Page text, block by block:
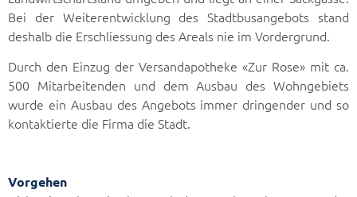
Bei der Weiterentwicklung des Stadtbusangebots stand
deshalb die Erschliessung des Areals nie im Vordergrund.
Durch den Einzug der Versandapotheke «Zur Rose» mit ca.
500 Mitarbeitenden und dem Ausbau des Wohngebiets
wurde ein Ausbau des Angebots immer dringender und so
kontaktierte die Firma die Stadt.
Vorgehen